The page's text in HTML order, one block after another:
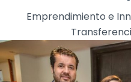
Emprendimiento e